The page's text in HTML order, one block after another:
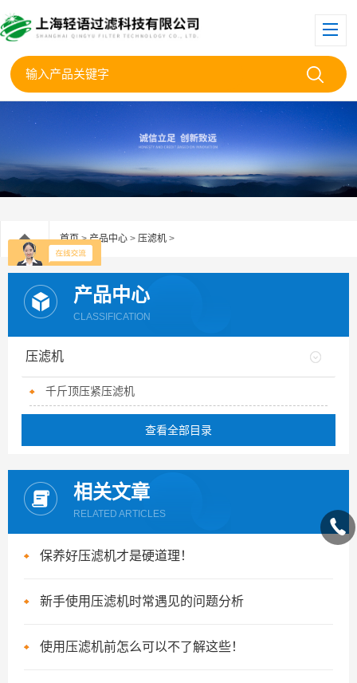
首页>产品中心 > 压滤机 >
产品中心
CLASSIFICATION
压滤机
千斤顶压紧压滤机
查看全部目录
相关文章
RELATED ARTICLES
保养好压滤机才是硬道理！
新手使用压滤机时常遇见的问题分析
使用压滤机前怎么可以不了解这些！